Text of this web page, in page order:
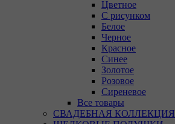
Цветное
С рисунком
Белое
Черное
Красное
Синее
Золотое
Розовое
Сиреневое
Все товары
СВАДЕБНАЯ КОЛЛЕКЦИЯ